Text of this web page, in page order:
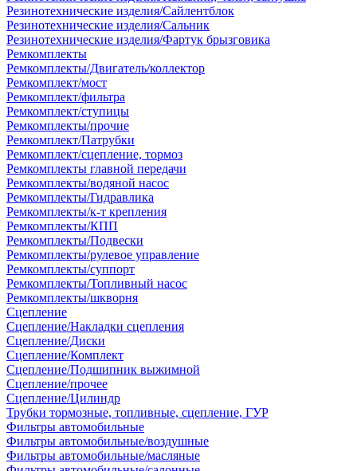
Резинотехнические изделия/Сайлентблок
Резинотехнические изделия/Сальник
Резинотехнические изделия/Фартук брызговика
Ремкомплекты
Ремкомплекты/Двигатель/коллектор
Ремкомплект/мост
Ремкомплект/фильтра
Ремкомплект/ступицы
Ремкомплекты/прочие
Ремкомплект/Патрубки
Ремкомплект/сцепление, тормоз
Ремкомплекты главной передачи
Ремкомплекты/водяной насос
Ремкомплекты/Гидравлика
Ремкомплекты/к-т крепления
Ремкомплекты/КПП
Ремкомплекты/Подвески
Ремкомплекты/рулевое управление
Ремкомплекты/суппорт
Ремкомплекты/Топливный насос
Ремкомплекты/шкворня
Сцепление
Сцепление/Накладки сцепления
Сцепление/Диски
Сцепление/Комплект
Сцепление/Подшипник выжимной
Сцепление/прочее
Сцепление/Цилиндр
Трубки тормозные, топливные, сцепление, ГУР
Фильтры автомобильные
Фильтры автомобильные/воздушные
Фильтры автомобильные/масляные